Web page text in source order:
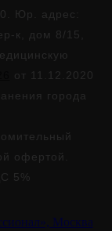
Юр. адрес:
к, дом 8/15,
от 11.12.2020
города
офертой.
5%